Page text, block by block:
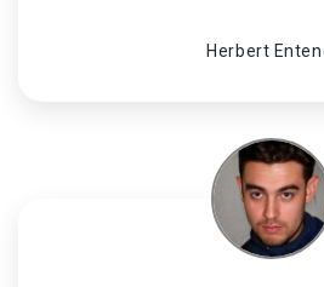
Herbert